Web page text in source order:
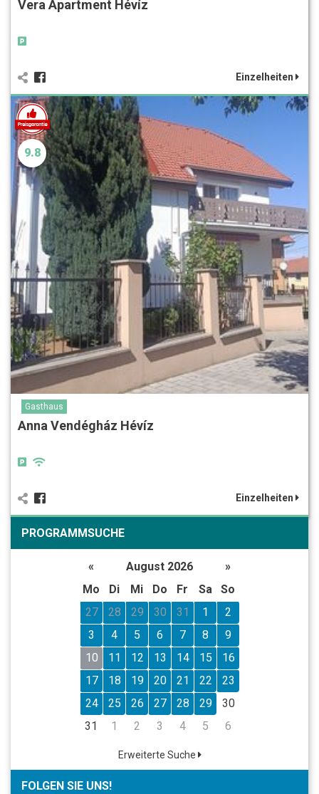
Vera Apartment Hévíz
Einzelheiten
9.8
Gasthaus
Anna Vendégház Hévíz
Einzelheiten
PROGRAMMSUCHE
« August 2026
»
Mo
Di Mi Do Fr Sa
So
27
28 29 30 31 1
2
3
4 5 6 7 8
9
10
11 12 13 14 15
16
17
18 19 20 21 22
23
24
25 26 27 28 29
30
31
1 2 3 4 5 6
Erweiterte Suche
FOLGEN SIE UNS!